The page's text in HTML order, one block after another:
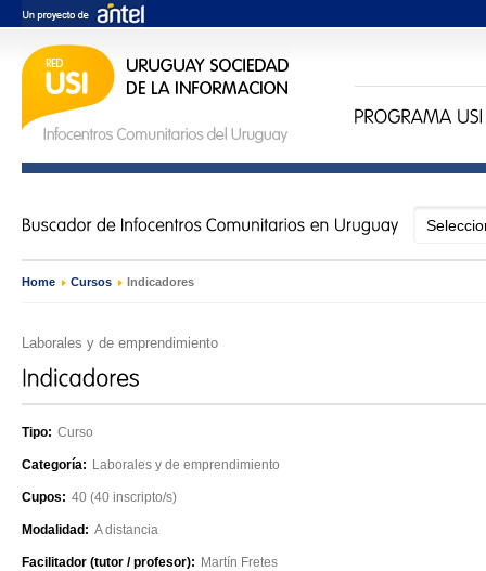
Home › Cursos › Indicadores
Laborales y de emprendimiento
Tipo: Curso
Categoría: Laborales y de emprendimiento
Cupos: 40 (40 inscripto/s)
Modalidad: A distancia
Facilitador (tutor / profesor): Martín Fretes